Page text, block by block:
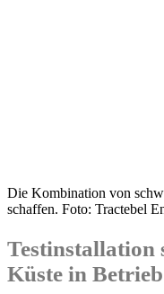
Die Kombination von
schaffen. Foto: Tractebel
Testinstallation
Küste in